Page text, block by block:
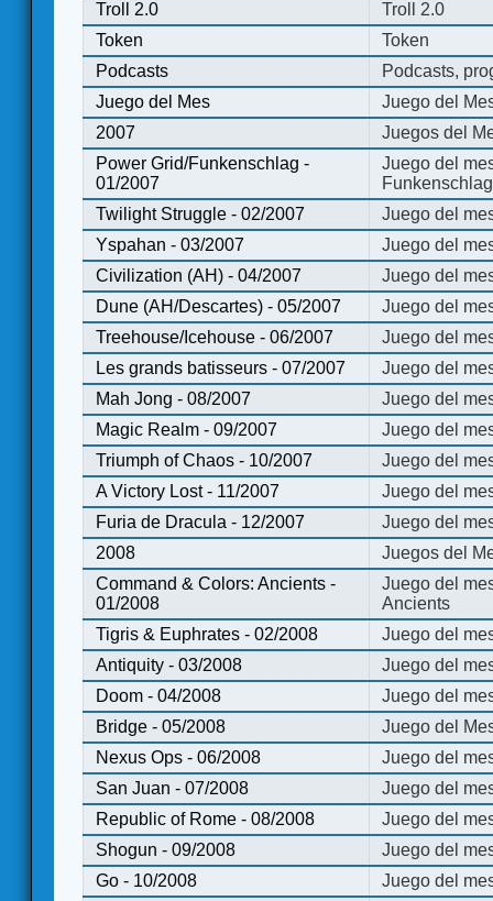
Troll 2.0
Troll 2.0
Token
Token
Podcasts
Podcasts,
Juego del Mes
Juego del
2007
Juegos del
Power Grid/Funkenschlag -
01/2007
Juego del
Twilight Struggle - 02/2007
Juego del
Yspahan - 03/2007
Juego del
Civilization (AH) - 04/2007
Juego del
Dune (AH/Descartes) - 05/2007
Juego del
Treehouse/Icehouse - 06/2007
Juego del
Les grands batisseurs - 07/2007
Juego del
Mah Jong - 08/2007
Juego del
Magic Realm - 09/2007
Juego del
Triumph of Chaos - 10/2007
Juego del
A Victory Lost - 11/2007
Juego del
Furia de Dracula - 12/2007
Juego del
2008
Juegos del
Command & Colors: Ancients -
01/2008
Juego del
Ancients
Tigris & Euphrates - 02/2008
Juego del
Antiquity - 03/2008
Juego del
Doom - 04/2008
Juego del
Bridge - 05/2008
Juego del
Nexus Ops - 06/2008
Juego del
San Juan - 07/2008
Juego del
Republic of Rome - 08/2008
Juego del
Shogun - 09/2008
Juego del
Go - 10/2008
Juego del